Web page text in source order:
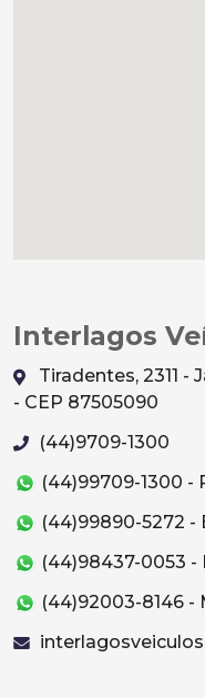
Interlagos
Tiradentes, 2311 -
- CEP 87505090
(44)9709-1300
(44)99709-1300 -
(44)99890-5272 -
(44)98437-0053 -
(44)92003-8146 -